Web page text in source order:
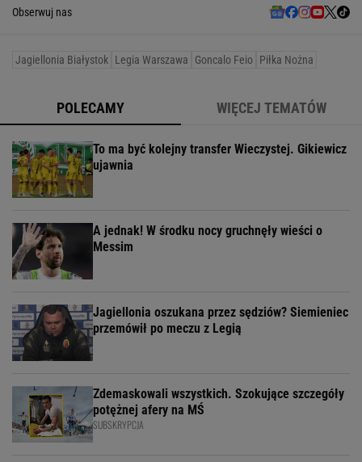
Obserwuj nas
Jagiellonia Białystok Legia Warszawa Goncalo Feio Piłka Nożna
POLECAMY WIĘCEJ TEMATÓW
To ma być kolejny transfer Wieczystej. Gikiewicz
ujawnia
A jednak! W środku nocy gruchnęły wieści o
Messim
Jagiellonia oszukana przez sędziów? Siemieniec
przemówił po meczu z Legią
Zdemaskowali wszystkich. Szokujące szczegóły
potężnej afery na MŚ
SUBSKRYPCJA